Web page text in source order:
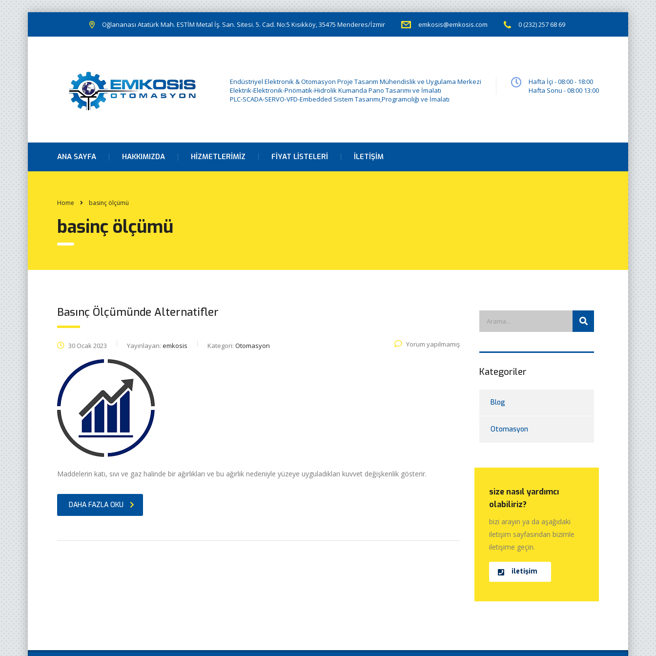
Oğlananası Atatürk Mah. ESTİM Metal İş. San. Sitesi. 5. Cad. No:5 Kısıkköy, 35475 Menderes/İzmir emkosis@emkosis.com 0 (232) 257 68 69
Endüstriyel Elektronik & Otomasyon Proje Tasarım Mühendislik ve Uygulama Merkezi
Elektrik-Elektronik-Pnömatik-Hidrolik Kumanda Pano Tasarımı ve İmalatı
PLC-SCADA-SERVO-VFD-Embedded Sistem Tasarımı,Programcılığı ve İmalatı
Hafta İçi - 08:00 - 18:00
Hafta Sonu - 08:00 13:00
ANA SAYFA HAKKIMIZDA HIZMETLERIMIZ FIYAT LISTELERI İLETIŞIM
Home basinç ölçümü
basinç ölçümü
Basınç Ölçümünde Alternatifler
30 Ocak 2023 Yayınlayan: emkosis Kategori: Otomasyon Yorum yapılmamış
Maddelerin katı, sıvı ve gaz halinde bir ağırlıkları ve bu ağırlık nedeniyle yüzeye uyguladıkları kuvvet değişkenlik gösterir.
DAHA FAZLA OKU
Kategoriler
Blog
Otomasyon
size nasıl yardımcı
olabiliriz?
bizi arayın ya da aşağıdaki
iletişim sayfasından bizimle
iletişime geçin.
iletişim